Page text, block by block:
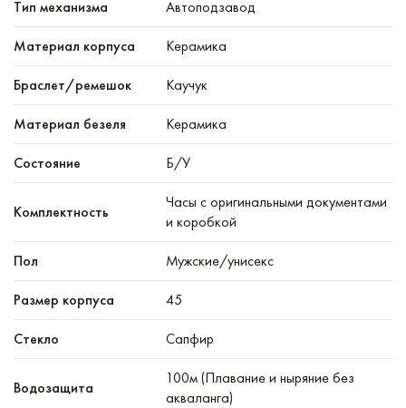
Тип механизма Автоподзавод
Материал корпуса Керамика
Браслет/ремешок Каучук
Материал безеля Керамика
Состояние Б/У
Комплектность
Часы с оригинальными документами
и коробкой
Пол Мужские/унисекс
Размер корпуса 45
Стекло Сапфир
Водозащита
100м (Плавание и ныряние без
акваланга)